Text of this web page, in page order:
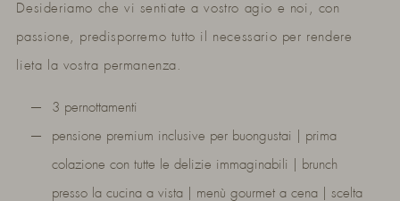
Desideriamo che vi sentiate a vostro agio e noi, con
passione, predisporremo tutto il necessario per rendere
lieta la vostra permanenza.
3 pernottamenti
pensione premium inclusive per buongustai | prima
colazione con tutte le delizie immaginabili | brunch
presso la cucina a vista | menù gourmet a cena | scelta